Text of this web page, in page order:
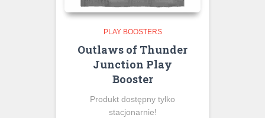
PLAY BOOSTERS
Outlaws of Thunder
Junction Play
Booster
Produkt dostępny tylko
stacjonarnie!